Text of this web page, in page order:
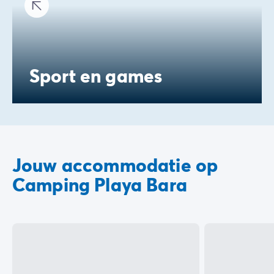
Sport en games
Jouw accommodatie op
Camping Playa Bara